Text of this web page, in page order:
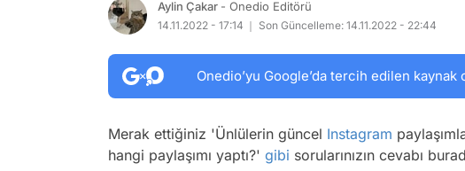
Aylin Çakar - Onedio Editörü
14.11.2022 - 17:14 Son Güncelleme: 14.11.2022 - 22:44
Onedio’yu Google’da tercih edilen kaynak
Merak ettiğiniz 'Ünlülerin güncel Instagram
hangi paylaşımı yaptı?' gibi sorularınızın cevabı